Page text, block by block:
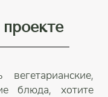
блюда, хотите